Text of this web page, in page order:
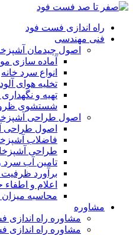
راه اندازی فست فود
فنی مهندسی
اصول چیدمان
آماده سازی
انواع سرد خانه
تخلیه هوای
تهیه و نگهداری
شستشوی
اصول طراحی
اصول طراحی
فاضلاب
طراحی
تامین آب سرد
برآورد
اعلام و
محاسبه
مشاوره
مشاوره راه اندازی
مشاوره راه اندازی